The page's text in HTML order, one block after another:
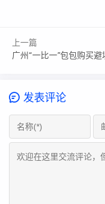
上一篇
广州“一比一”包包购买避
发表评论